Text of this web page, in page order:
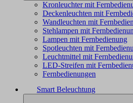
Kronleuchter mit
Deckenleuchten mit
Wandleuchten mit
Stehlampen mit
Lampen mit Fernbedienung
Spotleuchten mit
Leuchtmittel mit
LED-Streifen mit
Fernbedienungen
Smart Beleuchtung